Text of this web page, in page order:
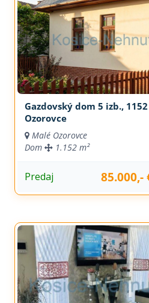
Gazdovský dom 5 izb.,
Ozorovce
Malé Ozorovce
Dom
1.152 m²
Predaj 85.000,-